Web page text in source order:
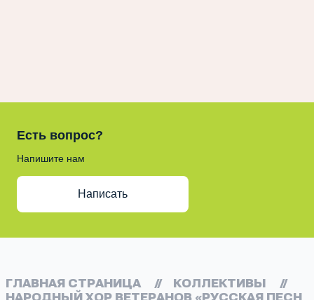
Есть вопрос?
Напишите нам
Написать
ГЛАВНАЯ СТРАНИЦА // КОЛЛЕКТИВЫ
//
НАРОДНЫЙ ХОР ВЕТЕРАНОВ «РУССКАЯ ПЕСН